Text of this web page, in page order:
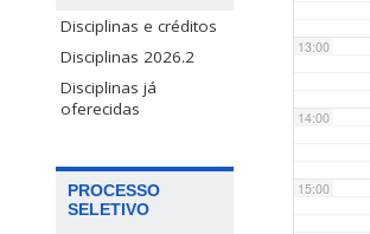
Disciplinas e créditos
Disciplinas 2026.2
Disciplinas já
oferecidas
PROCESSO
SELETIVO
13:00
14:00
15:00